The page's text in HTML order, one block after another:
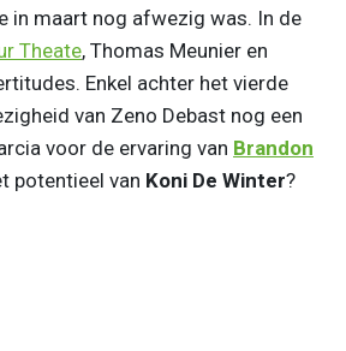
in maart nog afwezig was. In de
Theate, Thomas Meunier en
Enkel achter het vierde
van Zeno Debast nog een
voor de ervaring van Brandon
potentieel van Koni De Winter?